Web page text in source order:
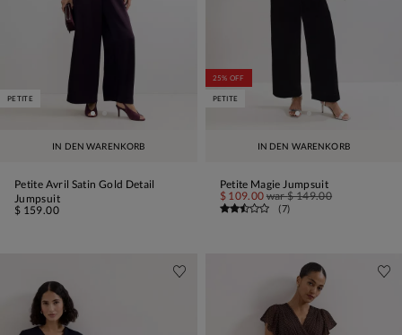
IN DEN WARENKORB
PETITE
Petite Avril Satin Gold Detail
Jumpsuit
$ 159.00
IN DEN WARENKORB
25% OFF
PETITE
Petite Magie Jumpsuit
$ 109.00 war$ 149.00
(7)